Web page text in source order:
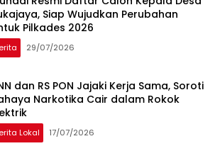
Siap Wujudkan Perubahan
Pilkades 2026
29/07/2026
dan RS PON Jajaki Kerja Sama, Soroti
Narkotika Cair dalam Rokok
Lokal 17/07/2026